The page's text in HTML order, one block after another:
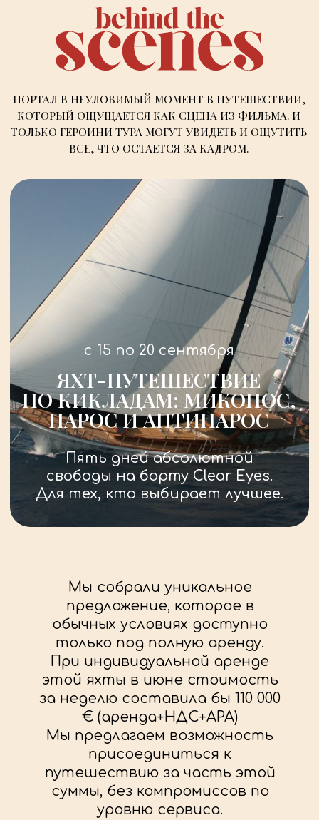
ПОРТАЛ В НЕУЛОВИМЫЙ МОМЕНТ В ПУТЕШЕСТВИИ,
ТОЛЬКО ГЕРОИНИ ТУРА МОГУТ УВИДЕТЬ И ОЩУТИТЬ
ВСЕ, ЧТО ОСТАЕТСЯ ЗА КАДРОМ.
свободы на борту Clear Eyes.
Для тех, кто выбирает лучшее.
с 15 по 20 сентября
ЯХТ-ПУТЕШЕСТВИЕ
ПО КИКЛАДАМ: МИКОНОС,
ПАРОС И АНТИПАРОС
Мы собрали уникальное
предложение, которое в
обычных условиях доступно
только под полную аренду.
При индивидуальной аренде
этой яхты в июне стоимость
за неделю составила бы 110 000
Мы предлагаем возможность
уровню сервиса.
КАК ЭТО БЫЛО